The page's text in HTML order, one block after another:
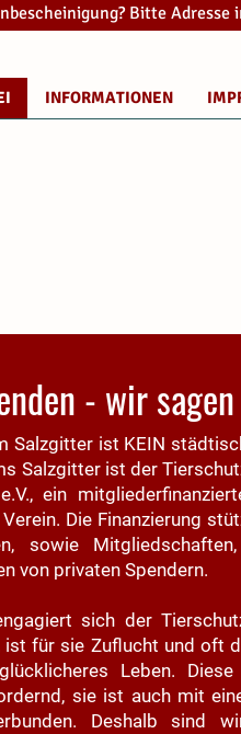
Bitte
INFORMATIONEN
- wir
Salzgitter ist KEIN
Salzgitter ist der
ein
Die Finanzierung
sowie
von privaten Spendern.
sich der
ist für sie Zuflucht und oft
Leben.
sie ist auch mit
Deshalb sind